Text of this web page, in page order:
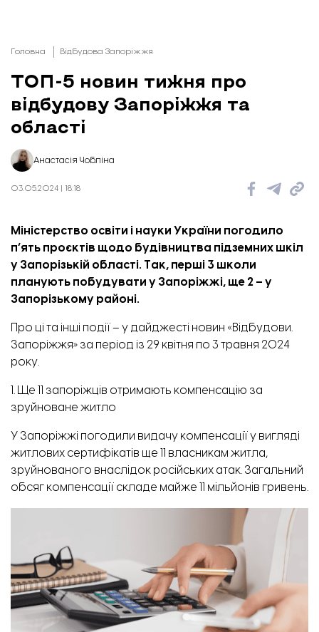
Головна Відбудова Запоріжжя
ТОП-5 новин тижня про
відбудову Запоріжжя та
області
Анастасія Чобліна
03.05.2024 | 18:18
Міністерство освіти і науки України погодило
пʼять проєктів щодо будівництва підземних шкіл
у Запорізькій області. Так, перші 3 школи
планують побудувати у Запоріжжі, ще 2 – у
Запорізькому районі.
Про ці та інші події – у дайджесті новин «Відбудови.
Запоріжжя» за період із 29 квітня по 3 травня 2024
року.
1. Ще 11 запоріжців отримають компенсацію за
зруйноване житло
У Запоріжжі погодили видачу компенсації у вигляді
житлових сертифікатів ще 11 власникам житла,
зруйнованого внаслідок російських атак. Загальний
обсяг компенсації складе майже 11 мільйонів гривень.